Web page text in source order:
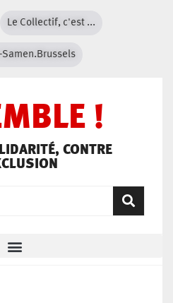
Le Collectif, c'est ...
Samen.Brussels
!
CONTRE